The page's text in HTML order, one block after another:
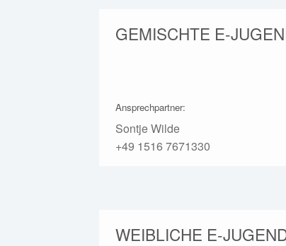
GEMISCHTE E-
Ansprechpartner:
Sontje Wilde
+49 1516 7671330
WEIBLICHE E-